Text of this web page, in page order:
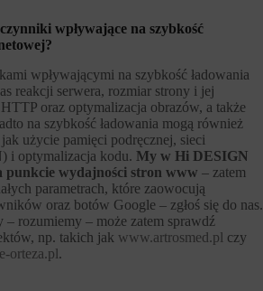
wpływające na szybkość
wpływającymi na szybkość ładowania
reakcji serwera, rozmiar strony i jej
oraz optymalizacja obrazów, a także
na szybkość ładowania mogą również
użycie pamięci podręcznej, sieci
i optymalizacja kodu. My w Hi DESIGN
punkcie wydajności stron www – zatem
parametrach, które zaowocują
oraz botów Google – zgłoś się do nas.
rozumiemy – może zatem sprawdź
np. takich jak www.artrosmed.pl czy
orteza.pl.